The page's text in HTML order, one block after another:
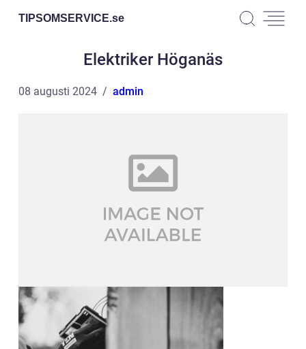
TIPSOMSERVICE.se
Elektriker Höganäs
08 augusti 2024 admin